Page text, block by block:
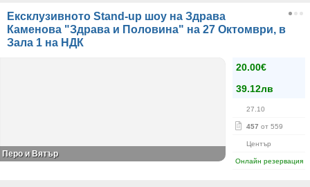
Ексклузивното Stand-up шоу на Здрава
Каменова "Здрава и Половина" на 27 Октомври, в
Зала 1 на НДК
20.00€
39.12лв
27.10
457 от 559
Център
Онлайн резервация
Перо и Вятър